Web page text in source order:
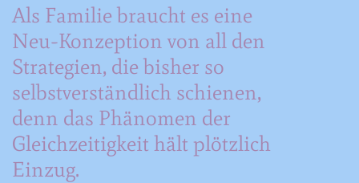
Als Familie braucht es eine
Neu-Konzeption von all den
Strategien, die bisher so
selbstverständlich schienen,
denn das Phänomen der
Gleichzeitigkeit hält plötzlich
Einzug.